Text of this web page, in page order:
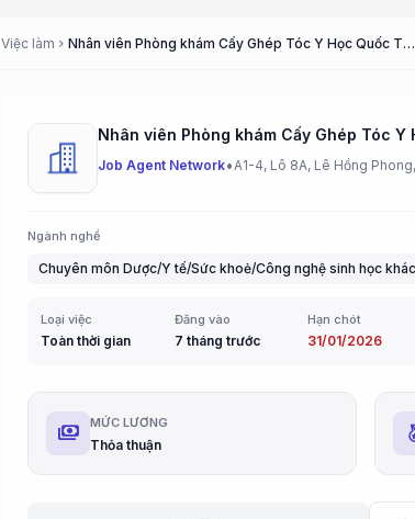
Việc làm chevron_right Nhân viên Phòng khám Cấy Ghép Tóc Y Học Quốc Tế (Hair Transplant Clinic Staff)
Job Agent Network•A1-4, Lô 8A, Lê Hồng
Ngành nghề
Chuyên môn Dược/Y tế/Sức khoẻ/Công nghệ sinh học khác
Loại việc
Toàn thời gian
Đăng vào
7 tháng trước
Hạn chót
31/01/2026
payments MỨC LƯƠNG
Thỏa thuận